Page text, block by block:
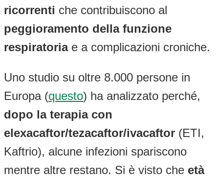
ricorrenti che contribuiscono al
peggioramento della funzione
respiratoriae a complicazioni croniche.
Uno studio su oltre 8.000 persone in
Europa (questo) ha analizzato perché,
dopo la terapia con
elexacaftor/tezacaftor/ivacaftor (ETI,
Kaftrio), alcune infezioni spariscono
mentre altre restano. Si è visto che età